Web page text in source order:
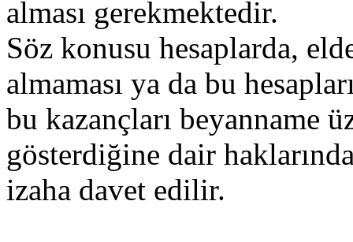
alması gerekmektedir.
Söz konusu hesaplarda,
almaması ya da bu
bu kazançları beyanname
gösterdiğine dair
izaha davet edilir.